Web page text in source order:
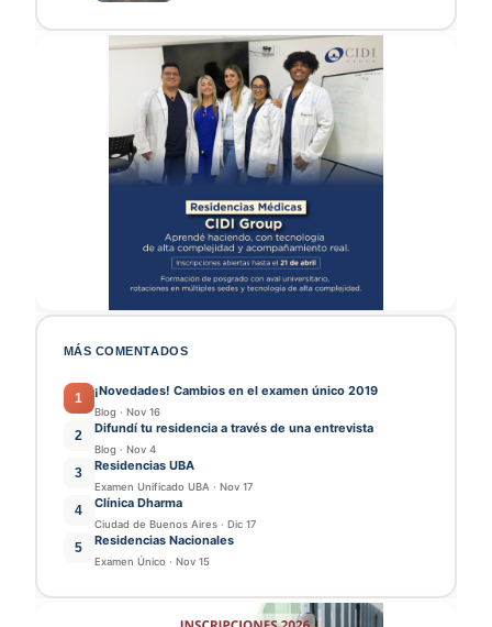
MÁS COMENTADOS
1 ¡Novedades! Cambios en el examen único 2019
Blog · Nov 16
2 Difundí tu residencia a través de una entrevista
Blog · Nov 4
3 Residencias UBA
Examen Unificado UBA · Nov 17
4 Clínica Dharma
Ciudad de Buenos Aires · Dic 17
5 Residencias Nacionales
Examen Único · Nov 15